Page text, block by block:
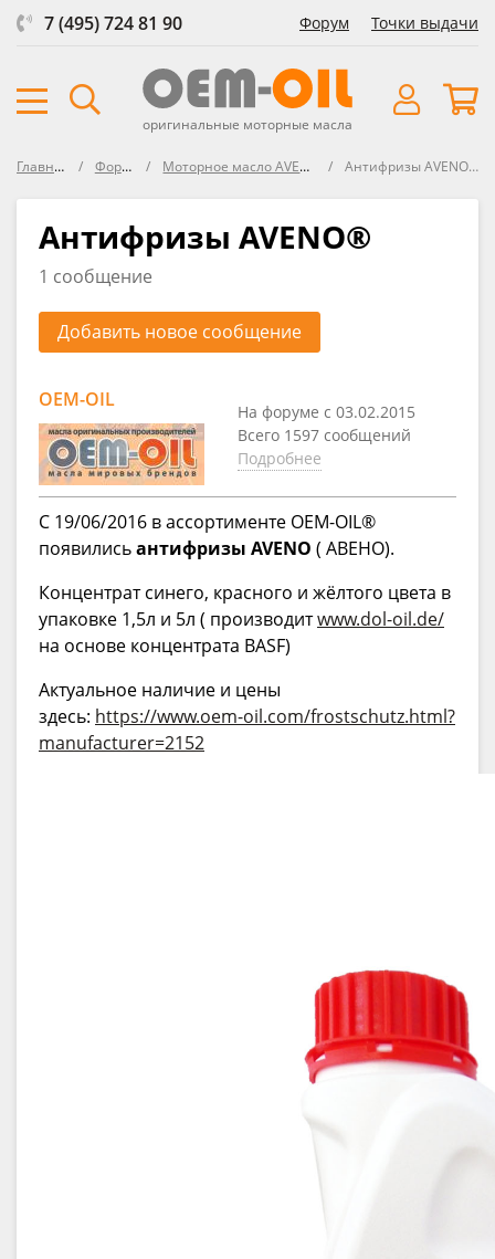
7 (495) 724 81 90 Форум Точки выдачи
оригинальные моторные масла
Главная Форум Моторное масло AVENO Антифризы AVENO®
Антифризы AVENO®
1 сообщение
Добавить новое сообщение
OEM-OIL
На форуме с 03.02.2015
Всего 1597 сообщений
Подробнее
C 19/06/2016 в ассортименте OEM-OIL®
появилисьантифризы AVENO ( АВЕНО).
Концентрат синего, красного и жёлтого цвета в
упаковке 1,5л и 5л ( производитwww.dol-oil.de/
на основе концентрата BASF)
Актуальное наличие и цены
здесь: https://www.oem-oil.com/frostschutz.html?
manufacturer=2152